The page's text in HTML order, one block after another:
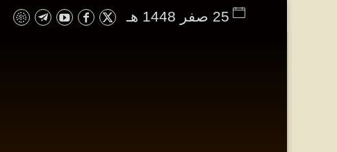
25 صفر 1448 هـ